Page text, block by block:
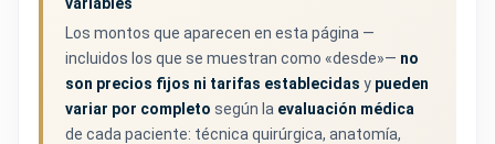
Los montos que aparecen en esta página —
incluidos los que se muestran como «desde»— no
son precios fijos ni tarifas establecidas y pueden
variar por completo según la evaluación médica
de cada paciente: técnica quirúrgica, anatomía,